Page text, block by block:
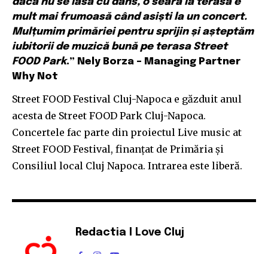
dacă nu se lasă cu dans, o seară la terasă e
mult mai frumoasă când asiști la un concert.
Mulțumim primăriei pentru sprijin și așteptăm
iubitorii de muzică bună pe terasa Street
FOOD Park.” Nely Borza – Managing Partner
Why Not
Street FOOD Festival Cluj-Napoca e găzduit anul
acesta de Street FOOD Park Cluj-Napoca.
Concertele fac parte din proiectul Live music at
Street FOOD Festival, finanțat de Primăria și
Consiliul local Cluj Napoca. Intrarea este liberă.
Redactia I Love Cluj